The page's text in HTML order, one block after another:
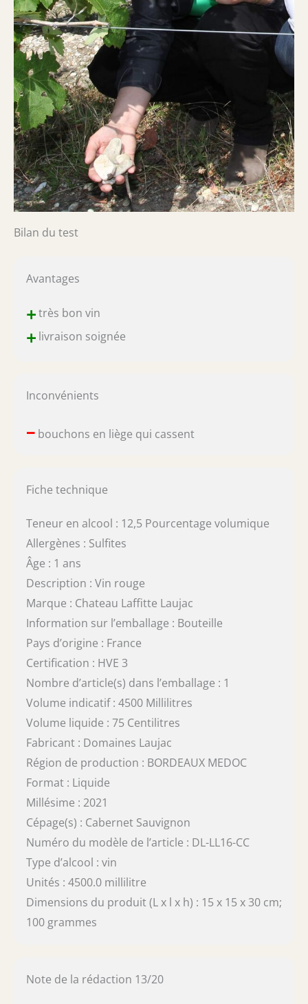
Bilan du test
Avantages
+très bon vin
+livraison soignée
Inconvénients
–bouchons en liège qui cassent
Fiche technique
Teneur en alcool : 12,5 Pourcentage volumique
Allergènes : Sulfites
Âge : 1 ans
Description : Vin rouge
Marque : Chateau Laffitte Laujac
Information sur l’emballage : Bouteille
Pays d’origine : France
Certification : HVE 3
Nombre d’article(s) dans l’emballage : 1
Volume indicatif : 4500 Millilitres
Volume liquide : 75 Centilitres
Fabricant : Domaines Laujac
Région de production : BORDEAUX MEDOC
Format : Liquide
Millésime : 2021
Cépage(s) : Cabernet Sauvignon
Numéro du modèle de l’article : DL-LL16-CC
Type d’alcool : vin
Unités : 4500.0 millilitre
Dimensions du produit (L x l x h) : 15 x 15 x 30 cm;
100 grammes
Note de la rédaction 13/20